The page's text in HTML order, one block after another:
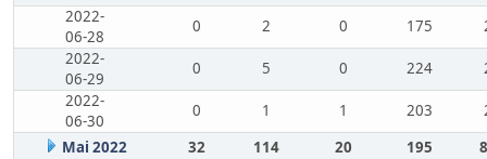
2022-
06-28
0 2 0 175
2022-
06-29
0 5 0 224
2022-
06-30
0 1 1 203
Mai 2022
32 114 20 195